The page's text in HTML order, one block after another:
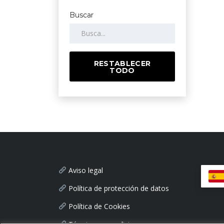
Buscar
RESTABLECER
TODO
Aviso legal
Política de protección de datos
Política de Cookies